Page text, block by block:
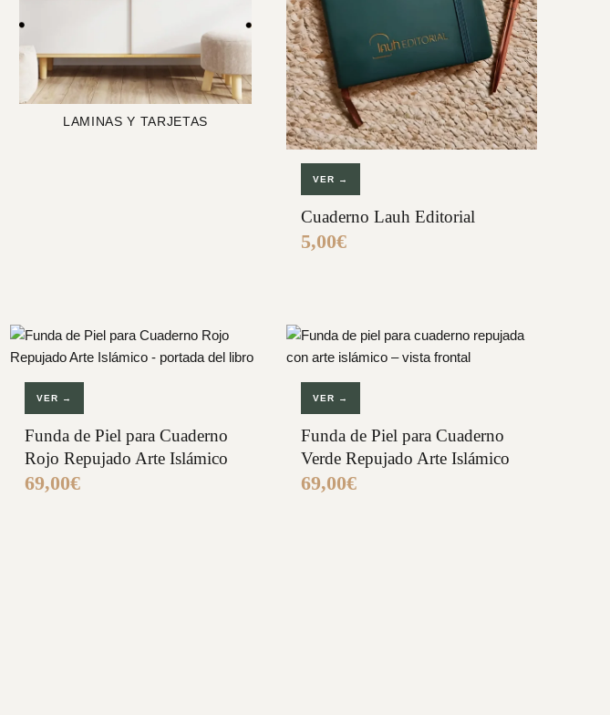
LAMINAS Y TARJETAS
VER →
Cuaderno Lauh Editorial
5,00€
VER →
Funda de Piel para Cuaderno
Rojo Repujado Arte Islámico
69,00€
VER →
Funda de Piel para Cuaderno
Verde Repujado Arte Islámico
69,00€